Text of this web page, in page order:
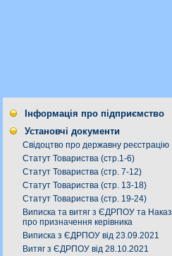
Інформація про підприємство
Установчі документи
Свідоцтво про державну реєстрацію
Статут Товариства (стр.1-6)
Статут Товариства (стр. 7-12)
Статут Товариства (стр. 13-18)
Статут Товариства (стр. 19-24)
Виписка та витяг з ЄДРПОУ та Наказ
про призначення керівника
Виписка з ЄДРПОУ від 23.09.2021
Витяг з ЄДРПОУ від 28.10.2021